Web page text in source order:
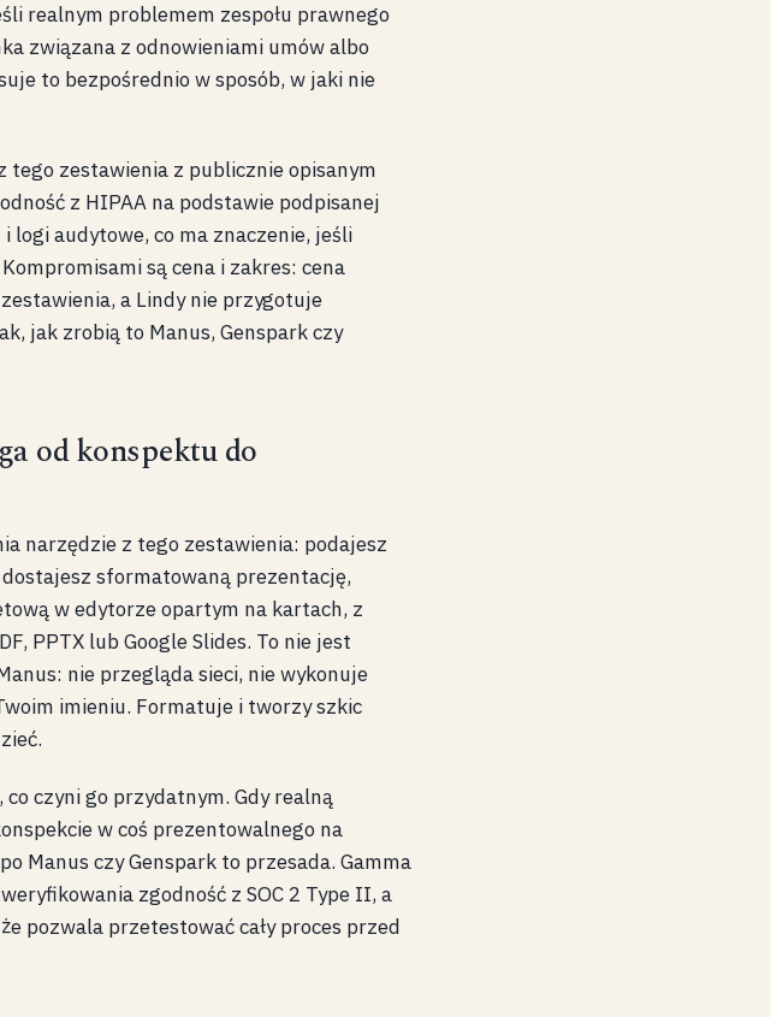
realnym problemem zespołu prawnego
związana z odnowieniami umów albo
to bezpośrednio w sposób, w jaki nie
zestawienia z publicznie opisanym
z HIPAA na podstawie podpisanej
i logi audytowe, co ma znaczenie, jeśli
są cena i zakres: cena
a Lindy nie przygotuje
jak zrobią to Manus, Genspark czy
od konspektu do
narzędzie z tego zestawienia: podajesz
sformatowaną prezentację,
w edytorze opartym na kartach, z
PPTX lub Google Slides. To nie jest
nie przegląda sieci, nie wykonuje
imieniu. Formatuje i tworzy szkic
czyni go przydatnym. Gdy realną
w coś prezentowalnego na
Manus czy Genspark to przesada. Gamma
zgodność z SOC 2 Type II, a
pozwala przetestować cały proces przed